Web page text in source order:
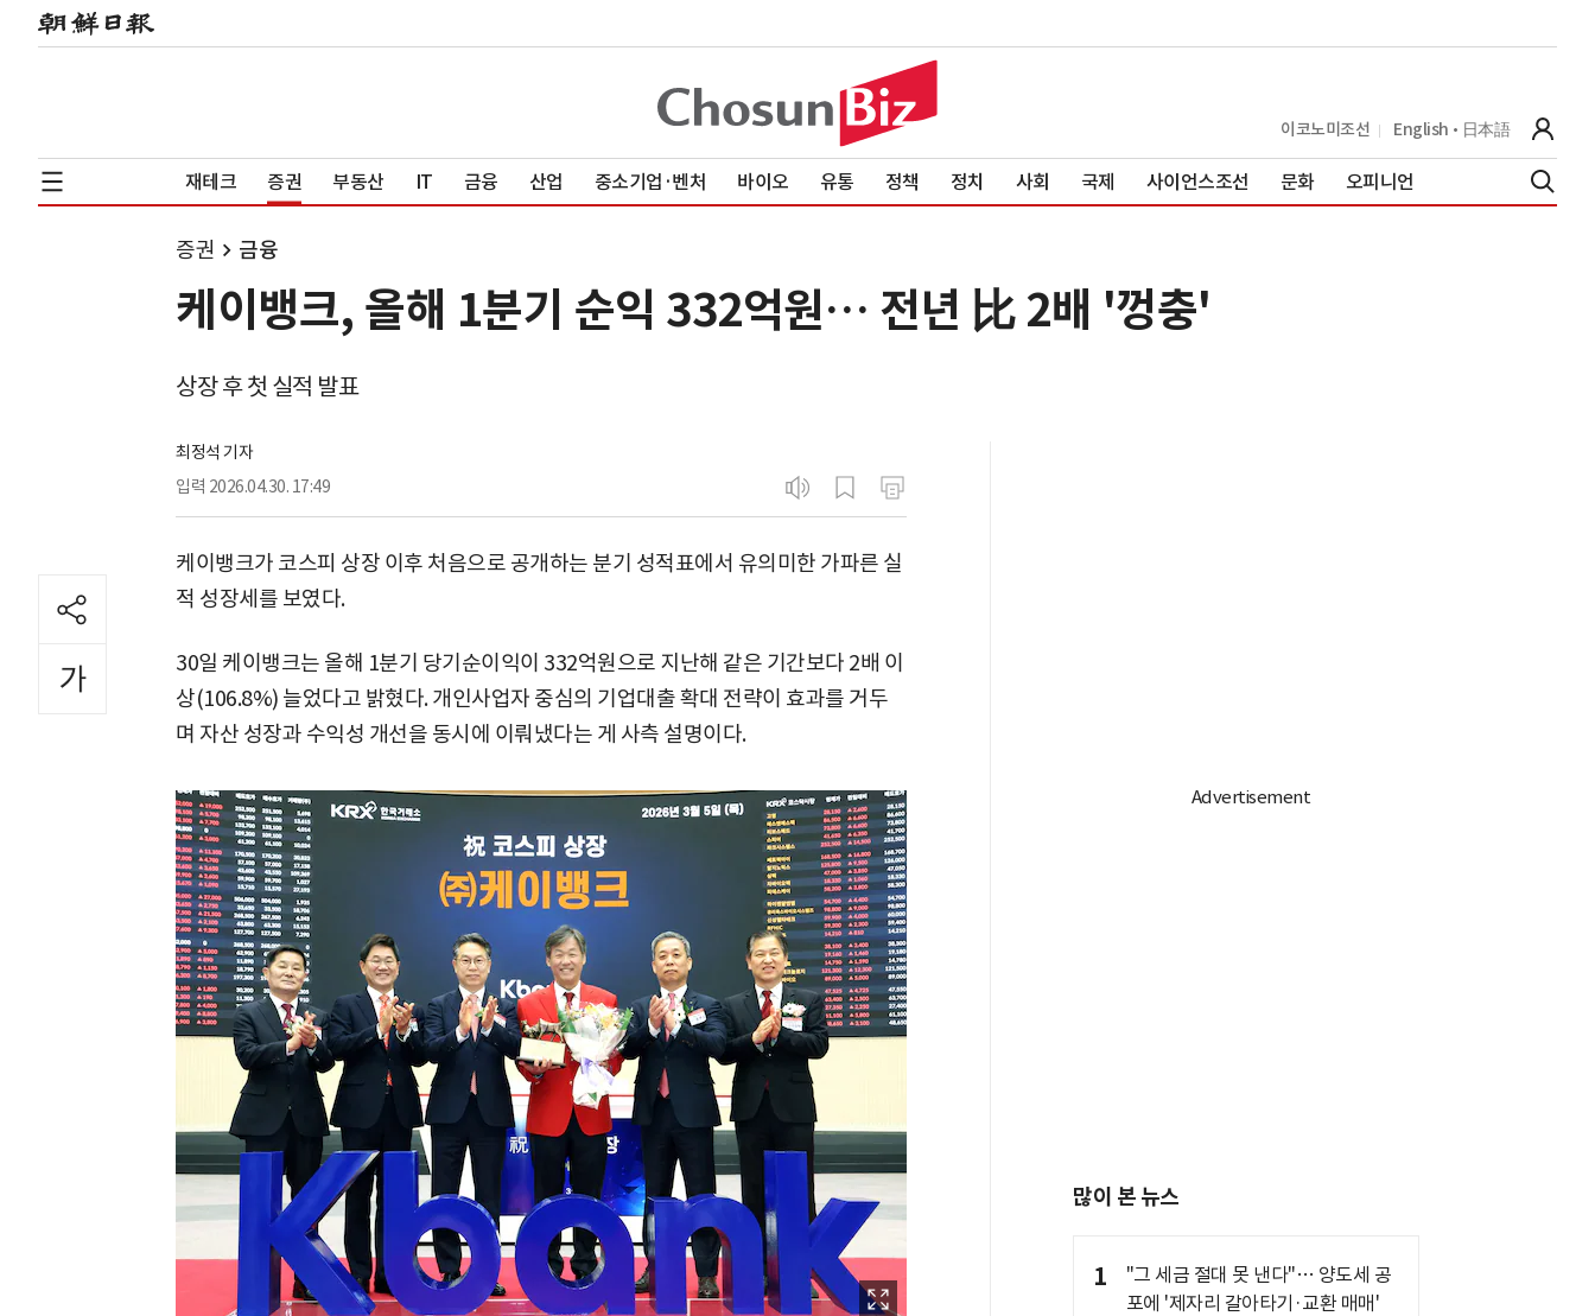
이코노미조선 English 日本語
재테크 증권 부동산 IT 금융 산업 중소기업·벤처 바이오 유통 정책 정치 사회 국제 사이언스조선 문화 오피니언
증권 금융
케이뱅크, 올해 1분기 순익 332억원… 전년 比 2배 '껑충'
상장 후 첫 실적 발표
최정석 기자
입력 2026.04.30. 17:49
케이뱅크가 코스피 상장 이후 처음으로 공개하는 분기 성적표에서 유의미한 가파른 실
적 성장세를 보였다.
30일 케이뱅크는 올해 1분기 당기순이익이 332억원으로 지난해 같은 기간보다 2배 이
상(106.8%) 늘었다고 밝혔다. 개인사업자 중심의 기업대출 확대 전략이 효과를 거두
며 자산 성장과 수익성 개선을 동시에 이뤄냈다는 게 사측 설명이다.
많이 본 뉴스
1
"그 세금 절대 못 낸다"… 양도세 공
포에 '제자리 갈아타기·교환 매매'